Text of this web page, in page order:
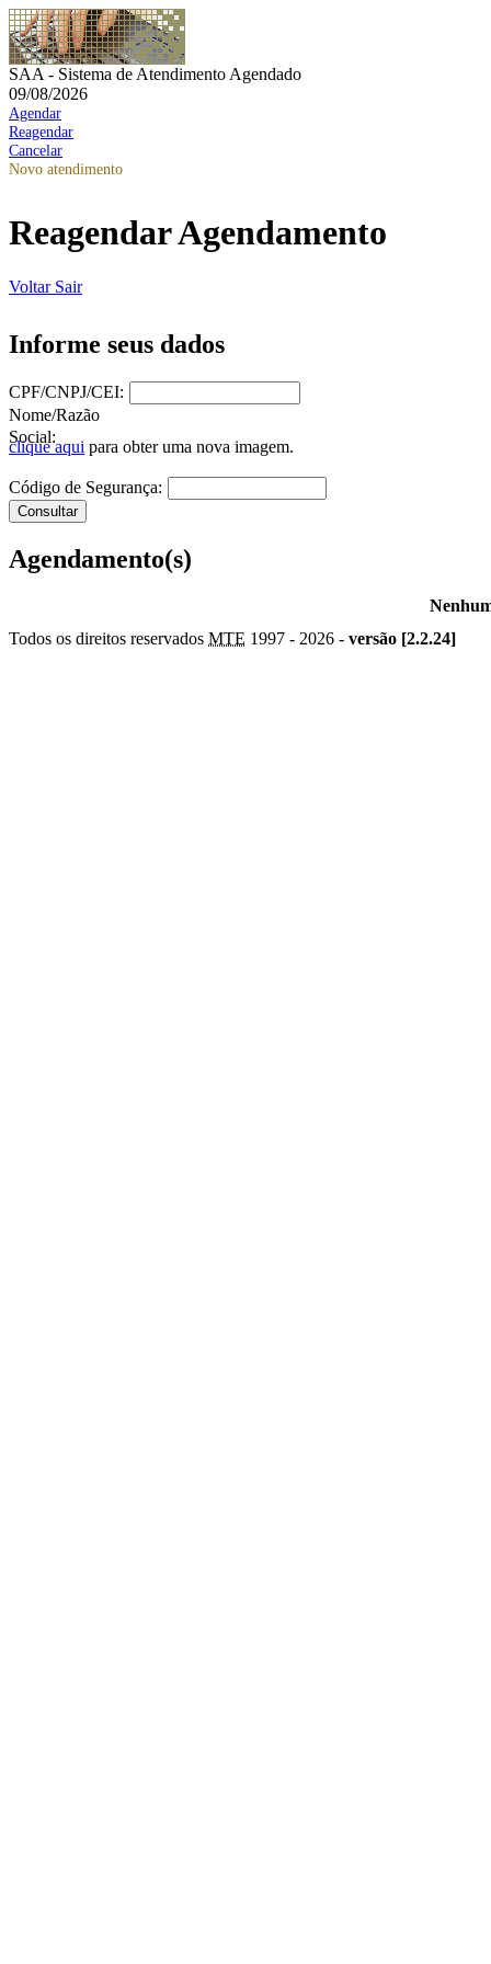
SAA - Sistema de Atendimento Agendado
09/08/2026
Agendar
Reagendar
Cancelar
Novo atendimento
Reagendar Agendamento
Voltar Sair
Informe seus dados
CPF/CNPJ/CEI:
Nome/Razão
Social:
clique aqui para obter uma nova imagem.
Código de Segurança:
Agendamento(s)
Todos os direitos reservados MTE 1997 - 2026 - versão [2.2.24]